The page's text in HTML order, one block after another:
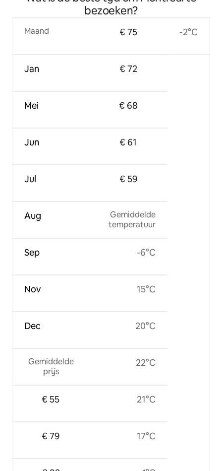
bezoeken?
Maand
Jan
Mei
Jun
Jul
Aug
Sep
Nov
Dec
Gemiddelde
prijs
€ 55
€ 79
€ 75
€ 72
€ 68
€ 61
€ 59
Gemiddelde
temperatuur
-6°C
15°C
20°C
22°C
21°C
17°C
-2°C